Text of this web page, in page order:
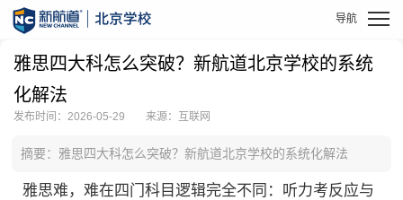
雅思四大科怎么突破？新航道北京学校的系统
化解法
发布时间：2026-05-29 来源：互联网
摘要：雅思四大科怎么突破？新航道北京学校的系统化解法
雅思难，难在四门科目逻辑完全不同：听力考反应与